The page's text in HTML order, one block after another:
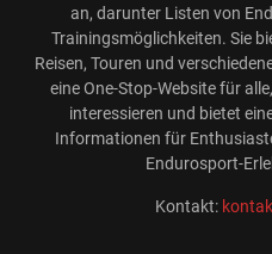
an, darunter Listen von
Trainingsmöglichkeiten. Sie
Reisen, Touren und
eine One-Stop-Website für
interessieren und bietet
Informationen für
Endurosport-
Kontakt: